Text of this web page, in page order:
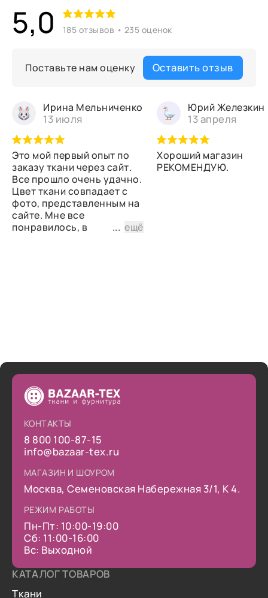
5,0 185 отзывов • 235 оценок
Поставьте нам оценку Оставить отзыв
Ирина Мельниченко
13 июля
Это мой первый опыт по
заказу ткани через сайт.
Все прошло очень удачно.
Цвет ткани совпадает с
фото, представленным на
сайте. Мне все
понравилось, в
...ещё
Юрий Железкин
13 апреля
Хороший магазин
РЕКОМЕНДУЮ.
КОНТАКТЫ
8 800 100-87-15
info@bazaar-tex.ru
МАГАЗИН И ШОУРОМ
Москва, Семеновская Набережная 3/1, К 4.
РЕЖИМ РАБОТЫ
Пн-Пт: 10:00-19:00
Сб: 11:00-16:00
Вс: Выходной
КАТАЛОГ ТОВАРОВ
Ткани